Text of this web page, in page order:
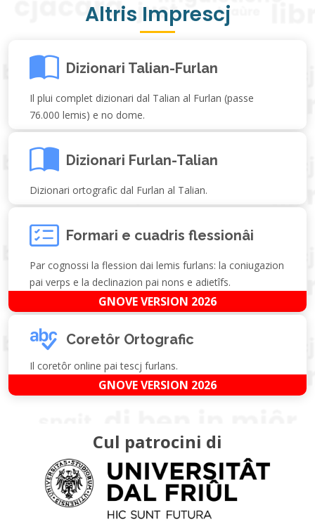
Altris Imprescj
Dizionari Talian-Furlan
Il plui complet dizionari dal Talian al Furlan (passe
76.000 lemis) e no dome.
Dizionari Furlan-Talian
Dizionari ortografic dal Furlan al Talian.
Formari e cuadris flessionâi
Par cognossi la flession dai lemis furlans: la coniugazion
pai verps e la declinazion pai nons e adietîfs.
GNOVE VERSION 2026
Coretôr Ortografic
Il coretôr online pai tescj furlans.
GNOVE VERSION 2026
Cul patrocini di